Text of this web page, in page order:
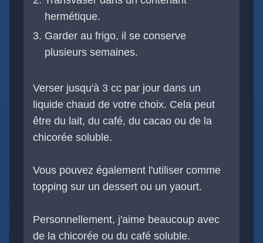
hermétique.
Garder au frigo, il se conserve
plusieurs semaines.
Verser jusqu'à 3 cc par jour dans un
liquide chaud de votre choix. Cela peut
être du lait, du café, du cacao ou de la
chicorée soluble.
Vous pouvez également l'utiliser comme
topping sur un dessert ou un yaourt.
Personnellement, j'aime beaucoup avec
de la chicorée ou du café soluble.